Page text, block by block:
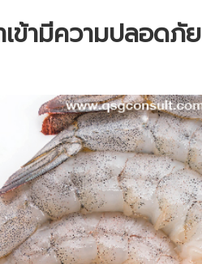
ข้ามีความปลอดภัย